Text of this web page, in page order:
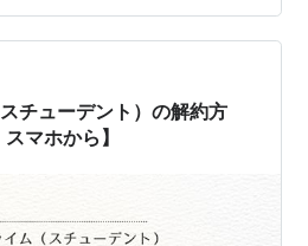
い人間を標本にする――現実で
際に「作っている場面」を想像
とします。ただ、この作品を観
実の話ではなく、…
チューデント）の解約方
マホから】